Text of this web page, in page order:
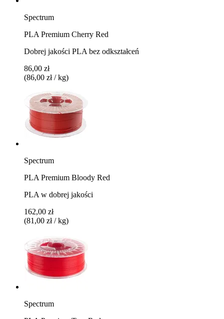
Spectrum
PLA Premium Cherry Red
Dobrej jakości PLA bez odkształceń
86,00 zł
(86,00 zł / kg)
Spectrum
PLA Premium Bloody Red
PLA w dobrej jakości
162,00 zł
(81,00 zł / kg)
Spectrum